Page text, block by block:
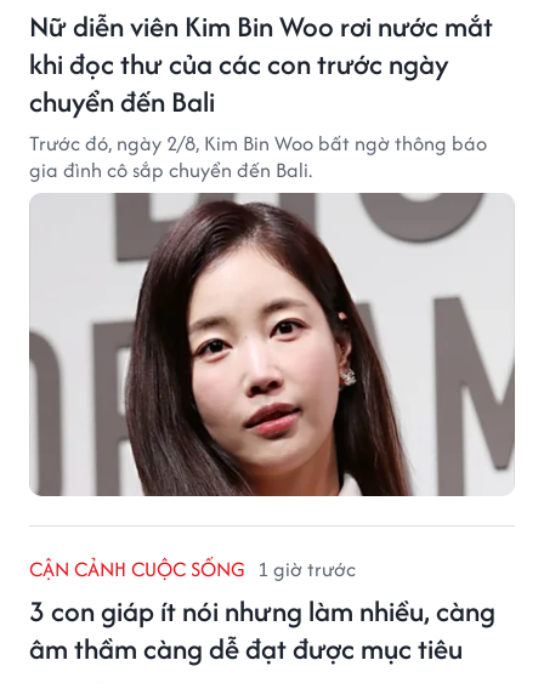
Nữ diễn viên Kim Bin Woo rơi nước mắt
khi đọc thư của các con trước ngày
chuyển đến Bali
Trước đó, ngày 2/8, Kim Bin Woo bất ngờ thông báo
gia đình cô sắp chuyển đến Bali.
CẬN CẢNH CUỘC SỐNG 1 giờ trước
3 con giáp ít nói nhưng làm nhiều, càng
âm thầm càng dễ đạt được mục tiêu